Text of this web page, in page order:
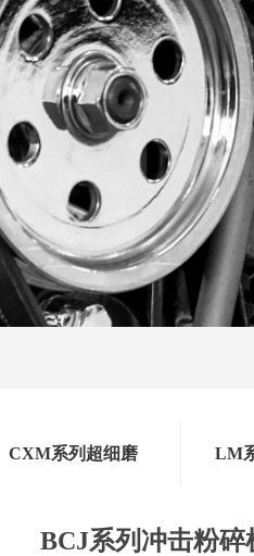
BCJ系列冲击粉碎
CXM系列超细磨 LM